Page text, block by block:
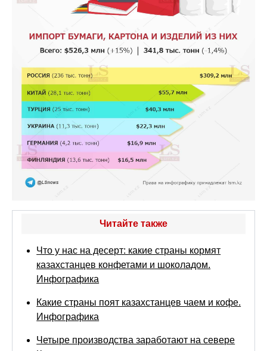
Читайте также
Что у нас на десерт: какие страны кормят
казахстанцев конфетами и шоколадом.
Инфографика
Какие страны поят казахстанцев чаем и кофе.
Инфографика
Четыре производства заработают на севере